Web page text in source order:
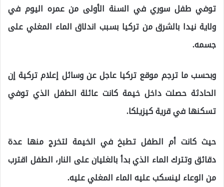
توفي طفل سوري في السنة الأولى من عمره اليوم في
ولاية نيدا بالشرق من تركيا بسبب اندلاق الماء المغلي على
جسمه.
وبحسب ما ترجم موقع تركيا عاجل عن وسائل إعلام تركية إن
الحادثة حصلت داخل خيمة كانت عائلة الطفل الذي توفي
تسكنها في قرية كيزيلكا.
حيث كانت أم الطفل تطبخ في الخيمة لتخرج منها عدة
دقائق وتترك الماء الذي بدأ بالغليان على النار، الطفل اقترب
من الوعاء لينسكب عليه الماء المغلي عليه.